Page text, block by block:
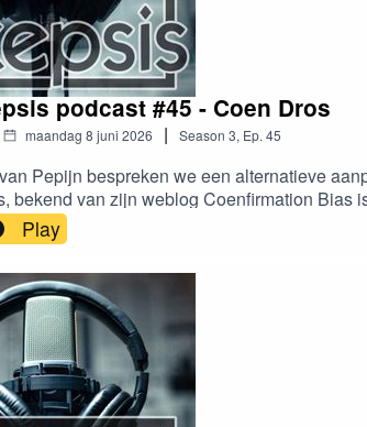
podcast #45 - Coen Dros
maandag 8 juni 2026 | Season 3, Ep. 45
Pepijn bespreken we een alternatieve
bekend van zijn weblog Coenfirmation Bias
Ten slotte hebben we het over de keren dat
van den Bos. Elkaar
deze aflevering:Een van de websites van de
Coen DrosCoen Dros: Verzadigd vet,
Play